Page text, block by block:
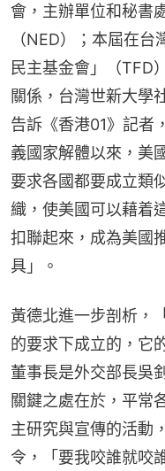
會，主辦單位和秘書
（NED）；本屆在
民主基金會」（TFD
關係，台灣世新大學
告訴《香港01》記者
義國家解體以來，美
要求各國都要成立類
織，使美國可以藉着
扣聯起來，成為美國
具」。
黃德北進一步剖析，
的要求下成立的，它
董事長是外交部長吳
關鍵之處在於，平常
主研究與宣傳的活動
令，「要我咬誰就咬